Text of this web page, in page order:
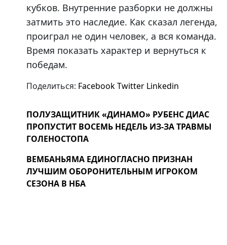
кубков. Внутренние разборки не должны
затмить это наследие. Как сказал легенда,
проиграл не один человек, а вся команда.
Время показать характер и вернуться к
победам.
Поделиться: FacebookTwitter Linkedin
ПОЛУЗАЩИТНИК «ДИНАМО» РУБЕНС ДИАС
ПРОПУСТИТ ВОСЕМЬ НЕДЕЛЬ ИЗ-ЗА ТРАВМЫ
ГОЛЕНОСТОПА
ВЕМБАНЬЯМА ЕДИНОГЛАСНО ПРИЗНАН
ЛУЧШИМ ОБОРОНИТЕЛЬНЫМ ИГРОКОМ
СЕЗОНА В НБА